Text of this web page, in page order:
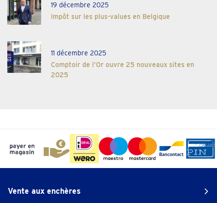
19 décembre 2025
Impôt sur les plus-values en Belgique
11 décembre 2025
Comptoir de l’Or ouvre 25 nouveaux sites en
2025
Vente aux enchères